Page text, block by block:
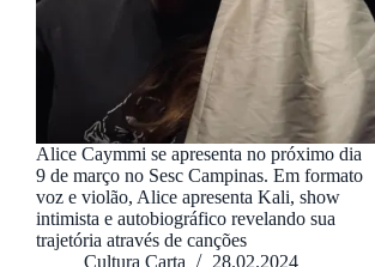
Alice Caymmi se apresenta no próximo dia
9 de março no Sesc Campinas. Em formato
voz e violão, Alice apresenta Kali, show
intimista e autobiográfico revelando sua
trajetória através de canções
Cultura Carta
28.02.2024